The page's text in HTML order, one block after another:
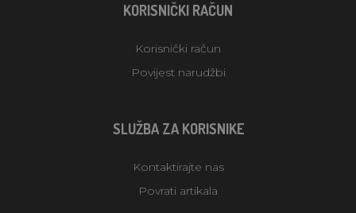
KORISNIČKI RAČUN
Korisnički račun
Povijest narudžbi
SLUŽBA ZA KORISNIKE
Kontaktirajte nas
Povrati artikala